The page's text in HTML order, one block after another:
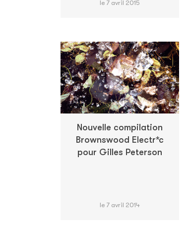
le 7 avril 2015
Nouvelle compilation
Brownswood Electr*c
pour Gilles Peterson
le 7 avril 2014